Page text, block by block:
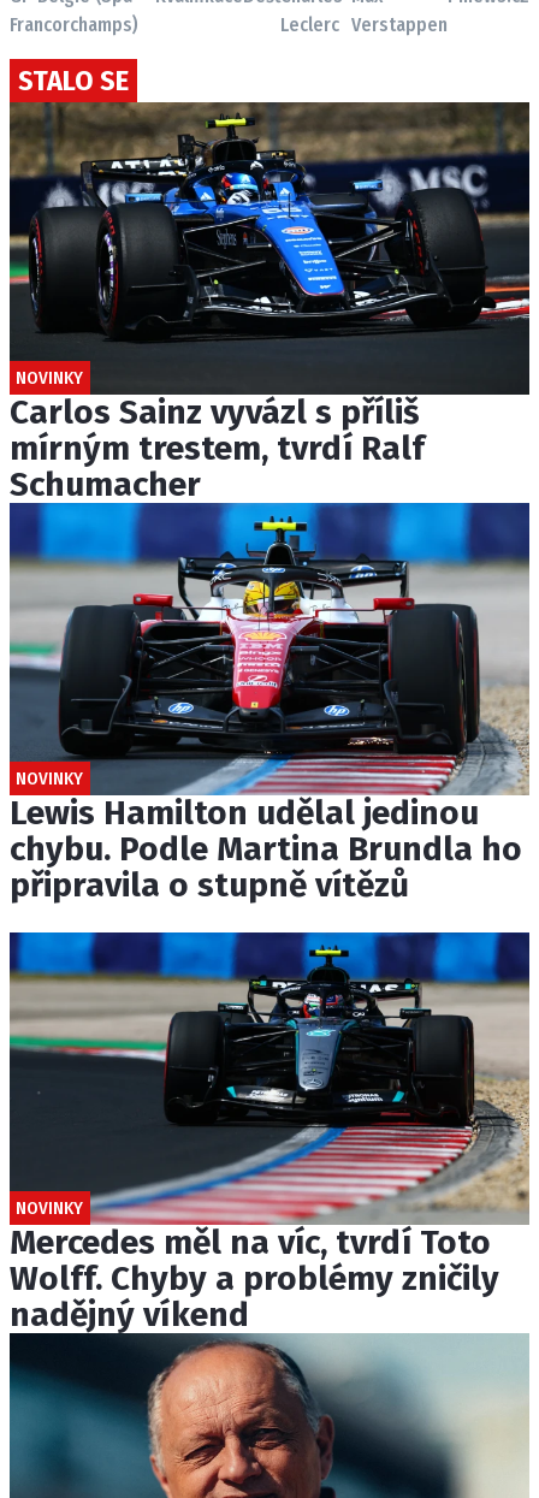
Francorchamps)
Leclerc Verstappen
STALO SE
NOVINKY
Carlos Sainz vyvázl s příliš
mírným trestem, tvrdí Ralf
Schumacher
NOVINKY
Lewis Hamilton udělal jedinou
chybu. Podle Martina Brundla ho
připravila o stupně vítězů
NOVINKY
Mercedes měl na víc, tvrdí Toto
Wolff. Chyby a problémy zničily
nadějný víkend